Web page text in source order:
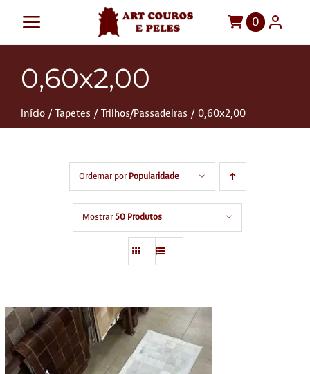
para
conteúdo
Toggle
Tapetes
Pelegos
0
0,60x2,00
Início Tapetes Trilhos/Passadeiras 0,60x2,00
Ordernar por Popularidade
Mostrar50 Produtos